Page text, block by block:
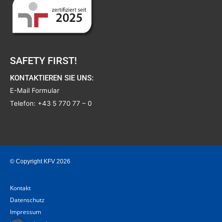
SAFETY FIRST!
KONTAKTIEREN SIE UNS:
E-Mail Formular
Telefon: +43 5 770 77 – 0
© Copyright KFV 2026
Kontakt
Datenschutz
Impressum